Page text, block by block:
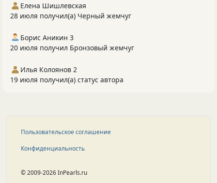
Елена Шишлевская
28 июля получил(а) Черный жемчуг
Борис Аникин 3
20 июля получил Бронзовый жемчуг
Илья Колоянов 2
19 июля получил(а) статус автора
Пользовательское соглашение
Конфиденциальность
© 2009-2026 InPearls.ru